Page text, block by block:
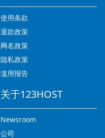
使用条款
退款政策
网名政策
隐私政策
滥用报告
关于123HOST
Newsroom
公司